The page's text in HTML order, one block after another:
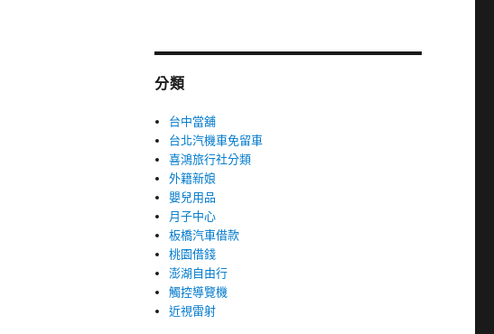
分類
台中當舖
台北汽機車免留車
喜鴻旅行社分類
外籍新娘
嬰兒用品
月子中心
板橋汽車借款
桃園借錢
澎湖自由行
觸控導覽機
近視雷射